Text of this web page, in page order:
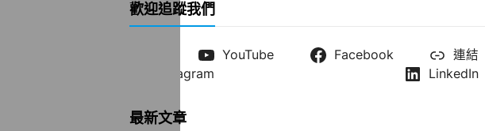
歡迎追蹤我們
YouTube Facebook
連結
Instagram
LinkedIn
最新文章